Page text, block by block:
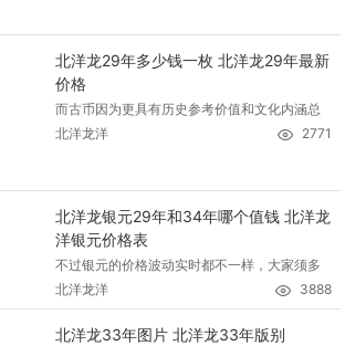
北洋龙29年多少钱一枚 北洋龙29年最新
价格
而古币因为更具有历史参考价值和文化内涵总
北洋龙洋
2771
北洋龙银元29年和34年哪个值钱 北洋龙
洋银元价格表
不过银元的价格波动实时都不一样，大家须多
北洋龙洋
3888
北洋龙33年图片 北洋龙33年版别